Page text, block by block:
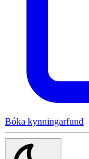
Bóka kynningarfund